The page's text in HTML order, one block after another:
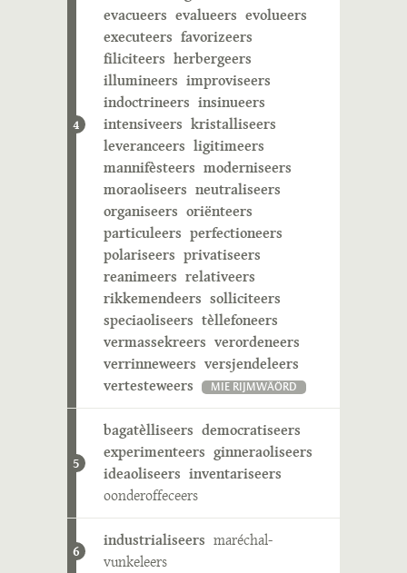
4
evacueers evalueers evolueers
executeers favorizeers
filiciteers herbergeers
illumineers improviseers
indoctrineers insinueers
intensiveers kristalliseers
leveranceers ligitimeers
mannifèsteers moderniseers
moraoliseers neutraliseers
organiseers oriënteers
particuleers perfectioneers
polariseers privatiseers
reanimeers relativeers
rikkemendeers solliciteers
speciaoliseers tèllefoneers
vermassekreers verordeneers
verrinneweers versjendeleers
vertesteweers
MIE RIJMWÄÖRD
5
bagatèlliseers democratiseers
experimenteers ginneraoliseers
ideaoliseers inventariseers
oonderoffeceers
6
industrialiseers maréchal-
vunkeleers